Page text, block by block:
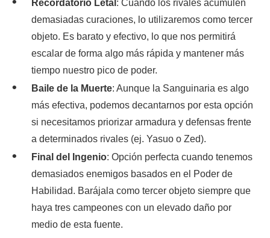
Recordatorio Letal : Cuando los rivales acumulen
demasiadas curaciones, lo utilizaremos como tercer
objeto. Es barato y efectivo, lo que nos permitirá
escalar de forma algo más rápida y mantener más
tiempo nuestro pico de poder.
Baile de la Muerte: Aunque la Sanguinaria es algo
más efectiva, podemos decantarnos por esta opción
si necesitamos priorizar armadura y defensas frente
a determinados rivales (ej. Yasuo o Zed).
Final del Ingenio: Opción perfecta cuando tenemos
demasiados enemigos basados en el Poder de
Habilidad. Barájala como tercer objeto siempre que
haya tres campeones con un elevado daño por
medio de esta fuente.